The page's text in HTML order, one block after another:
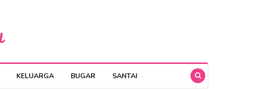
KELUARGA BUGAR SANTAI